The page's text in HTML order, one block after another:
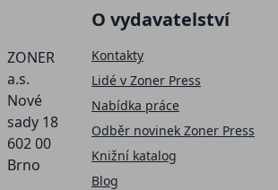
ZONER
a.s.
Nové
sady 18
602 00
Brno
O vydavatelství
Kontakty
Lidé v Zoner Press
Nabídka práce
Odběr novinek Zoner Press
Knižní katalog
Blog